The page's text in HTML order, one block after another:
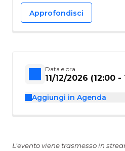
Approfondisci
Data e ora
11/12/2026 (12:00 -
Aggiungi in Agenda
L’evento viene trasmesso in